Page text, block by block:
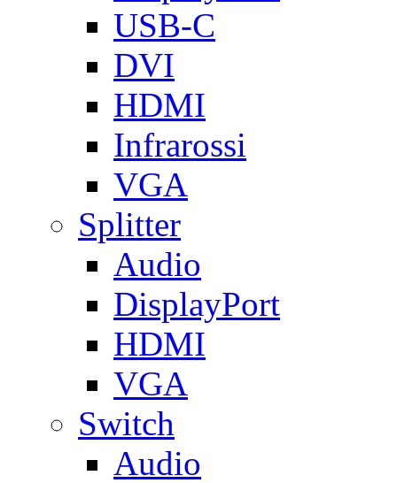
USB-C
DVI
HDMI
Infrarossi
VGA
Splitter
Audio
DisplayPort
HDMI
VGA
Switch
Audio